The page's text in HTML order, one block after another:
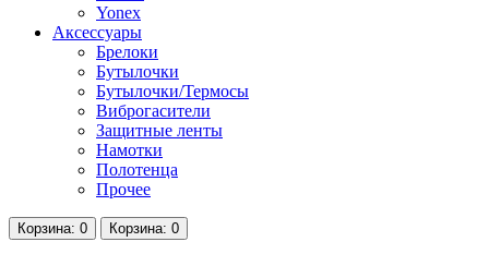
Yonex
Аксессуары
Брелоки
Бутылочки
Бутылочки/Термосы
Виброгасители
Защитные ленты
Намотки
Полотенца
Прочее
Корзина: 0 Корзина: 0